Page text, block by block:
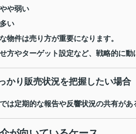
や弱い
い
物件は売り方が重要になります。
方やターゲット設定など、戦略的に
かり販売状況を把握したい場合
は定期的な報告や反響状況の共有が